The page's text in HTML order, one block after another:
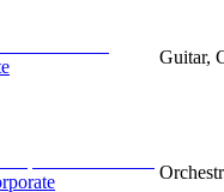
Guitar,